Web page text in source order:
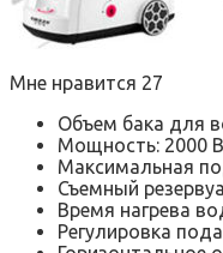
Мне нравится 27
Объем бака для
Мощность: 2000
Максимальная
Съемный
Время нагрева
Регулировка